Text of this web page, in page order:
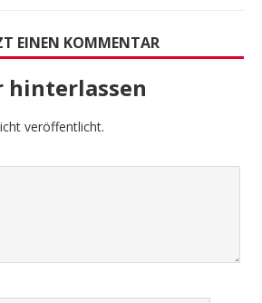
EINEN KOMMENTAR
hinterlassen
veröffentlicht.